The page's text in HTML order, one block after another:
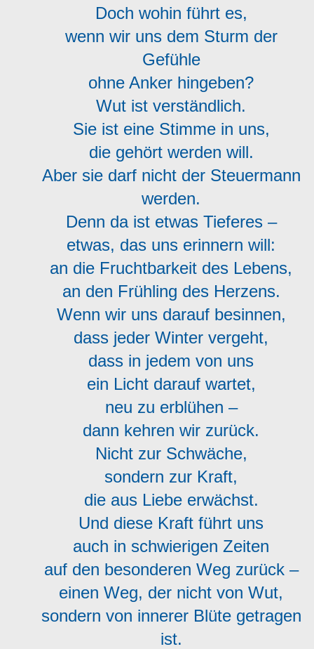
Doch wohin führt es,
wenn wir uns dem Sturm der
Gefühle
ohne Anker hingeben?
Wut ist verständlich.
Sie ist eine Stimme in uns,
die gehört werden will.
Aber sie darf nicht der Steuermann
werden.
Denn da ist etwas Tieferes –
etwas, das uns erinnern will:
an die Fruchtbarkeit des Lebens,
an den Frühling des Herzens.
Wenn wir uns darauf besinnen,
dass jeder Winter vergeht,
dass in jedem von uns
ein Licht darauf wartet,
neu zu erblühen –
dann kehren wir zurück.
Nicht zur Schwäche,
sondern zur Kraft,
die aus Liebe erwächst.
Und diese Kraft führt uns
auch in schwierigen Zeiten
auf den besonderen Weg zurück –
einen Weg, der nicht von Wut,
sondern von innerer Blüte getragen
ist.